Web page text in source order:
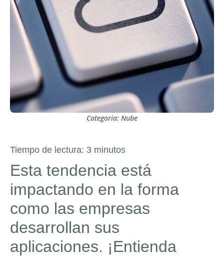
Categoria: Nube
Tiempo de lectura: 3 minutos
Esta tendencia está
impactando en la forma
como las empresas
desarrollan sus
aplicaciones. ¡Entienda